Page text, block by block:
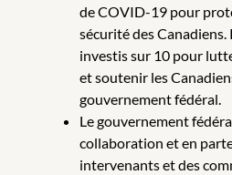
de COVID-19 pour
sécurité des Canadiens.
investis sur 10 pour
et soutenir les
gouvernement fédéral.
Le gouvernement
collaboration et en
intervenants et des